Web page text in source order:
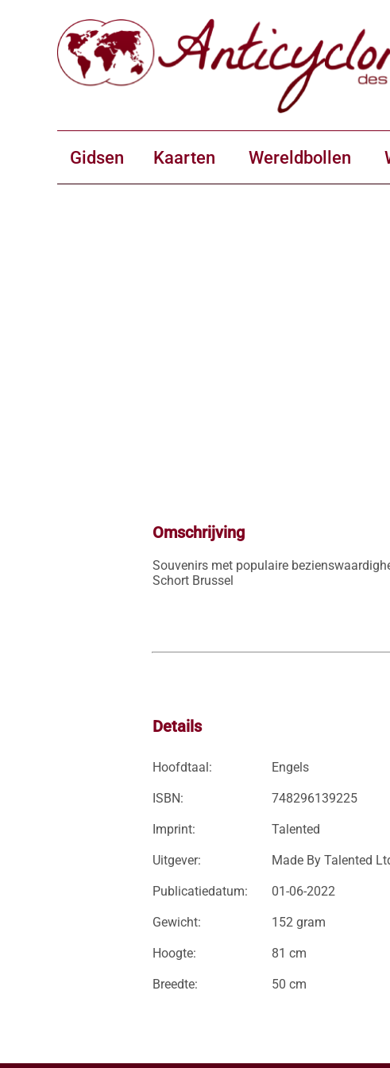
Gidsen Kaarten Wereldbollen
Omschrijving
Souvenirs met populaire
Schort Brussel
Details
Hoofdtaal: Engels
ISBN: 748296139225
Imprint: Talented
Uitgever: Made By Talented
Publicatiedatum: 01-06-2022
Gewicht: 152 gram
Hoogte: 81 cm
Breedte: 50 cm